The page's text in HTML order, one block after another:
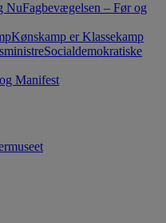
NuFagbevægelsen – Før og
Kønskamp er Klassekamp
Socialdemokratiske
Manifest